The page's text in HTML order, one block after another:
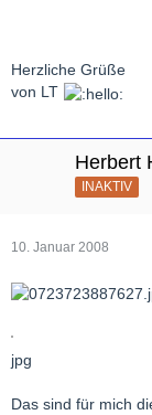
Herzliche Grüße
von LT
Herbert
INAKTIV
10. Januar 2008
jpg
Das sind für mich